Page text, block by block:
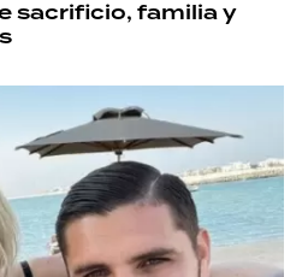
sacrificio, familia y